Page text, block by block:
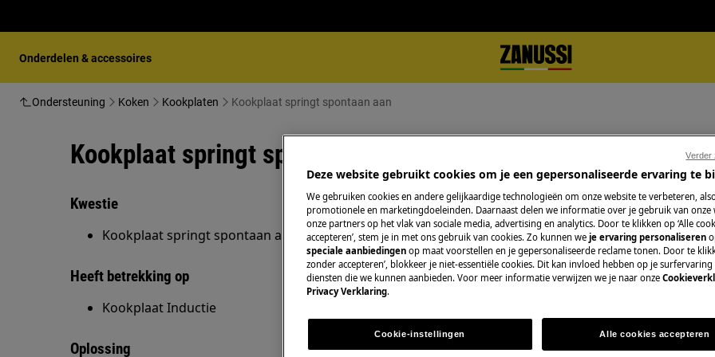
Onderdelen & accessoires
Ondersteuning Koken Kookplaten Kookplaat springt spontaan aan
Kookplaat springt spontaan aan
Kwestie
Kookplaat springt spontaan aan.
Heeft betrekking op
Kookplaat Inductie
Oplossing
Boek een
Maak een
gekwalificeerde
onze
Herstelling
Deze website gebruikt cookies om je een gepersonaliseerde ervaring te
We gebruiken cookies en andere gelijkaardige technologieën om onze website te verbeteren,
promotionele en marketingdoeleinden. Daarnaast delen we informatie over je gebruik van onze
onze partners op het vlak van sociale media, advertising en analytics. Door te klikken op ‘Alle
accepteren’, stem je in met ons gebruik van cookies. Zo kunnen we je ervaring personaliseren
speciale aanbiedingen op maat voorstellen en je gepersonaliseerde reclame tonen. Door te
zonder accepteren’, blokkeer je niet-essentiële cookies. Dit kan invloed hebben op je
diensten die we kunnen aanbieden. Voor meer informatie verwijzen we je naar onze
Privacy Verklaring.
Cookie-instellingen Alle cookies accepteren
Verder